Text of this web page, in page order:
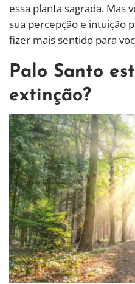
essa planta sagrada. Mas
sua percepção e intuição
fizer mais sentido para
Palo Santo
extinção?